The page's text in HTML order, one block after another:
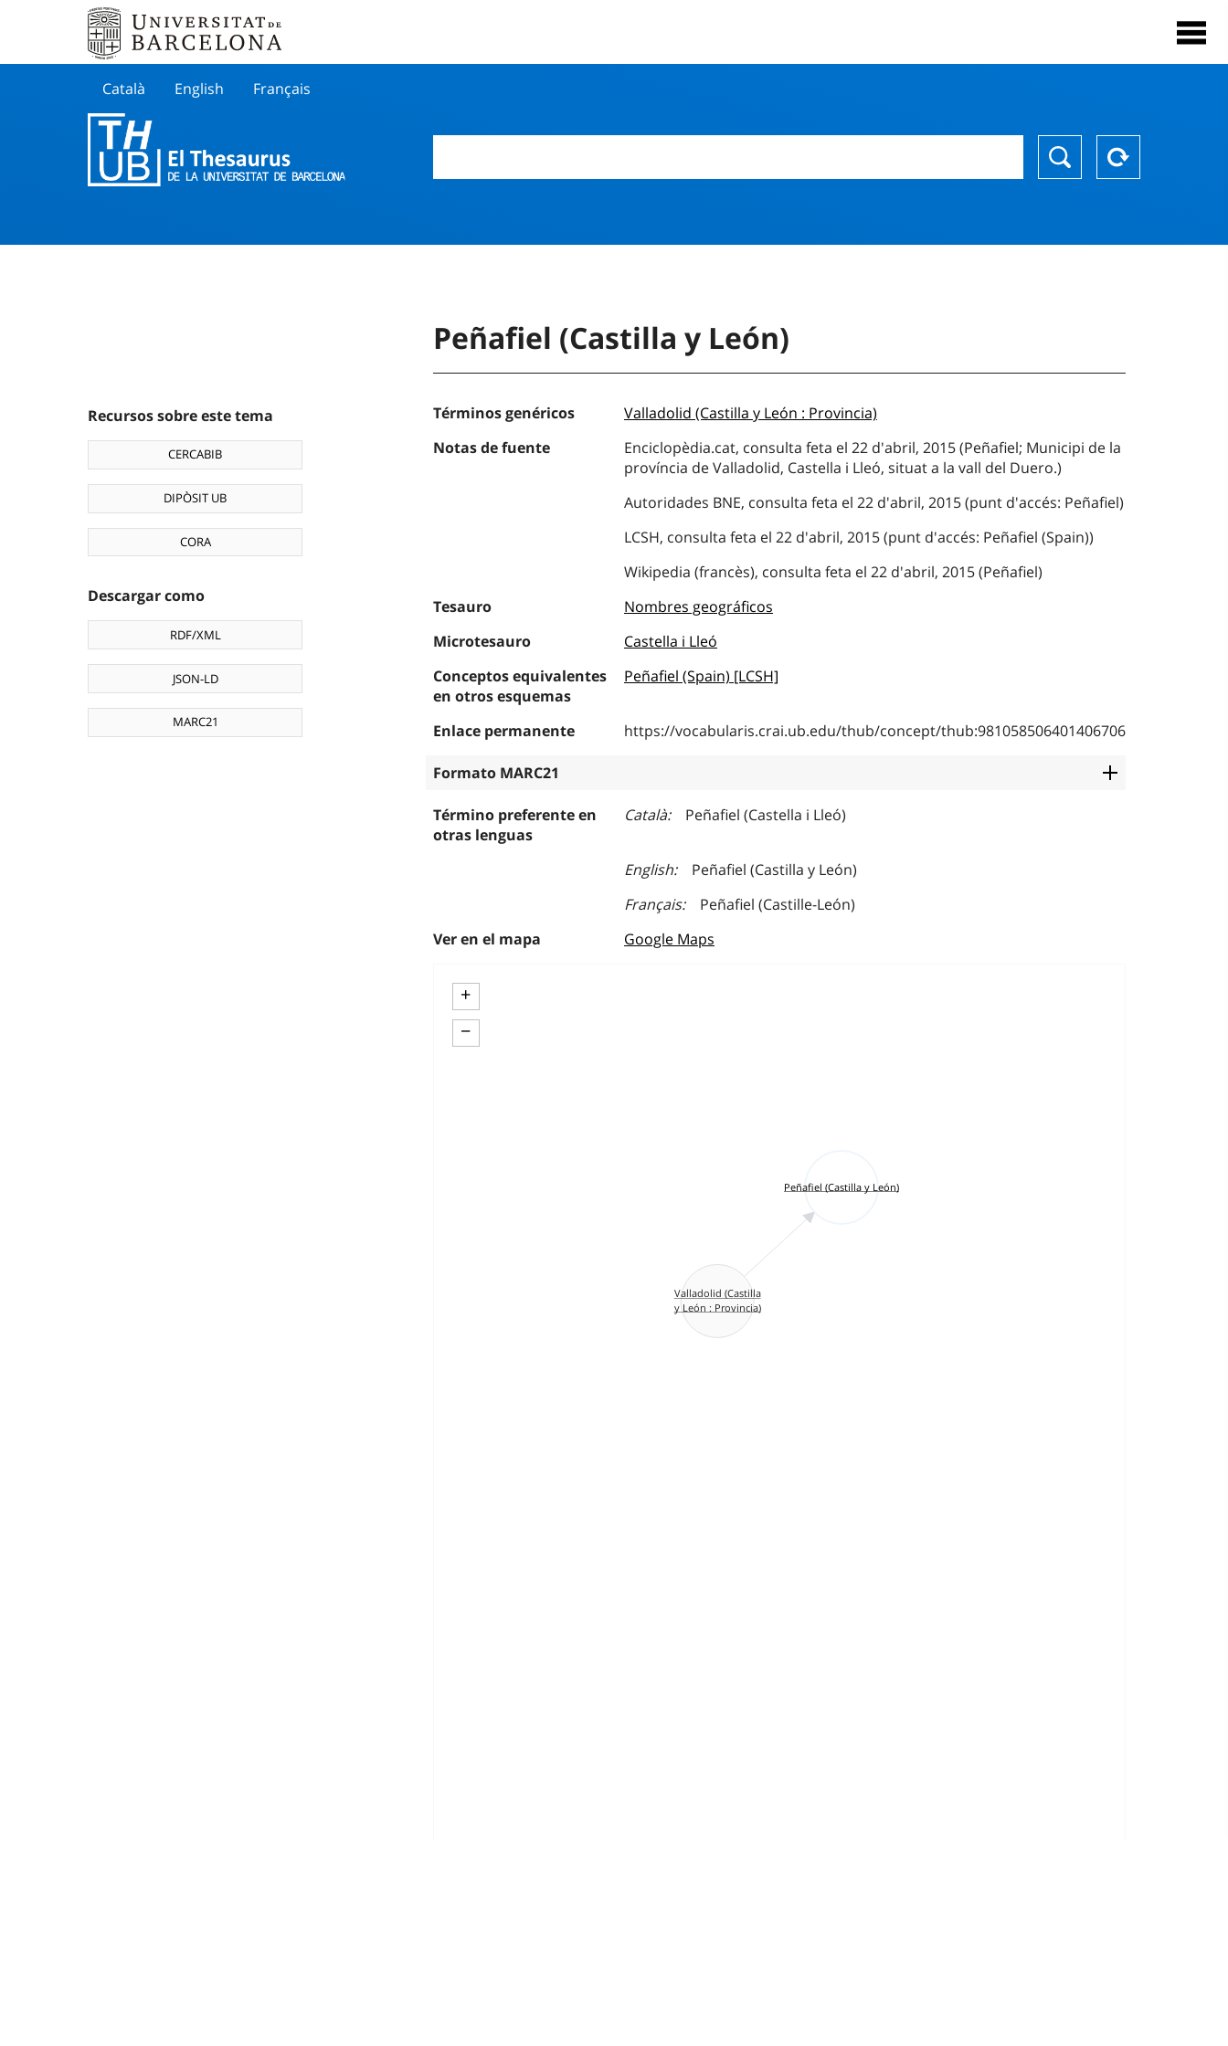
Català English Français
Recursos sobre este tema
CERCABIB
DIPÒSIT UB
CORA
Descargar como
RDF/XML
JSON-LD
MARC21
Peñafiel (Castilla y León)
Términos genéricos
Valladolid (Castilla y León : Provincia)
Notas de fuente
Enciclopèdia.cat, consulta feta el 22 d'abril, 2015 (Peñafiel; Municipi de la
província de Valladolid, Castella i Lleó, situat a la vall del Duero.)
Autoridades BNE, consulta feta el 22 d'abril, 2015 (punt d'accés: Peñafiel)
LCSH, consulta feta el 22 d'abril, 2015 (punt d'accés: Peñafiel (Spain))
Wikipedia (francès), consulta feta el 22 d'abril, 2015 (Peñafiel)
Tesauro
Nombres geográficos
Microtesauro
Castella i Lleó
Conceptos equivalentes
en otros esquemas
Peñafiel (Spain) [LCSH]
Enlace permanente https://vocabularis.crai.ub.edu/thub/concept/thub:981058506401406706
Formato MARC21
Término preferente en
otras lenguas
Català Peñafiel (Castella i Lleó)
English
Peñafiel (Castilla y León)
Français
Peñafiel (Castille-León)
Ver en el mapa
Google Maps
+
−
Peñafiel (Castilla y León)
Valladolid (Castilla
y León : Provincia)